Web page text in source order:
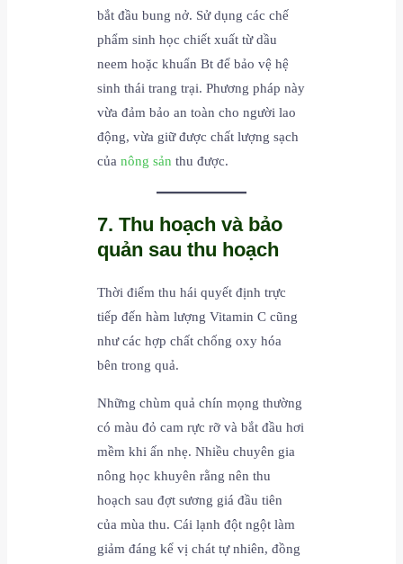
bắt đầu bung nở. Sử dụng các chế
phẩm sinh học chiết xuất từ dầu
neem hoặc khuẩn Bt để bảo vệ hệ
sinh thái trang trại. Phương pháp này
vừa đảm bảo an toàn cho người lao
động, vừa giữ được chất lượng sạch
củanông sản thu được.
7. Thu hoạch và bảo
quản sau thu hoạch
Thời điểm thu hái quyết định trực
tiếp đến hàm lượng Vitamin C cũng
như các hợp chất chống oxy hóa
bên trong quả.
Những chùm quả chín mọng thường
có màu đỏ cam rực rỡ và bắt đầu hơi
mềm khi ấn nhẹ. Nhiều chuyên gia
nông học khuyên rằng nên thu
hoạch sau đợt sương giá đầu tiên
của mùa thu. Cái lạnh đột ngột làm
giảm đáng kể vị chát tự nhiên, đồng